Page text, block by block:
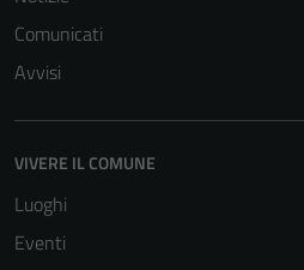
Comunicati
Avvisi
VIVERE IL COMUNE
Luoghi
Eventi